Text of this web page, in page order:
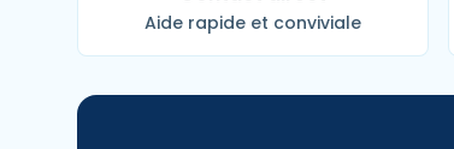
Aide rapide et conviviale